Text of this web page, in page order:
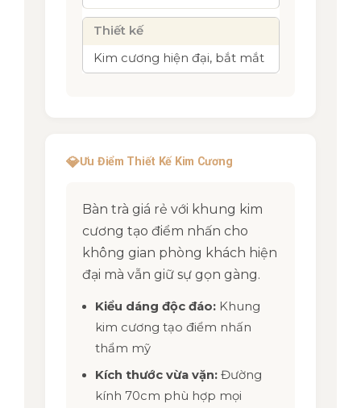
Thiết kế
Kim cương hiện đại, bắt mắt
💎Ưu Điểm Thiết Kế Kim Cương
Bàn trà giá rẻ với khung kim
cương tạo điểm nhấn cho
không gian phòng khách hiện
đại mà vẫn giữ sự gọn gàng.
Kiểu dáng độc đáo:Khung
kim cương tạo điểm nhấn
thẩm mỹ
Kích thước vừa vặn:Đường
kính 70cm phù hợp mọi